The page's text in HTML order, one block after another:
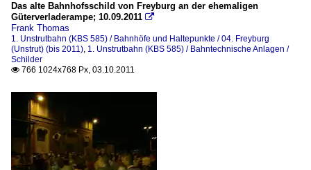
Das alte Bahnhofsschild von Freyburg an der ehemaligen
Güterverladerampe; 10.09.2011 
Frank Thomas
1. Unstrutbahn (KBS 585) / Bahnhöfe und Haltepunkte / 04. Freyburg
(Unstrut) (bis 2011), 1. Unstrutbahn (KBS 585) / Bahntechnische Anlagen /
Schilder
 766 1024x768 Px, 03.10.2011